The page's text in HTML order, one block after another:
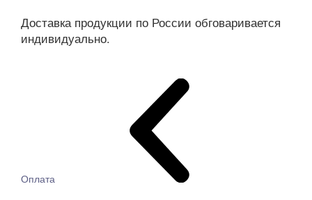
Доставка продукции по России обговаривается
индивидуально.
Оплата